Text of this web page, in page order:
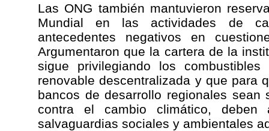
Las ONG también mantuvieron
Mundial en las actividades de
antecedentes negativos en
Argumentaron que la cartera de la
sigue privilegiando los
renovable descentralizada y que para
bancos de desarrollo regionales sean
contra el cambio climático, deben
salvaguardias sociales y ambientales